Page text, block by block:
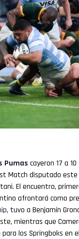
Pumas cayeron 17 a
Match disputado este
El encuentro,
afrontará como
, tuvo a Benjamín
mientras que
los Springboks en